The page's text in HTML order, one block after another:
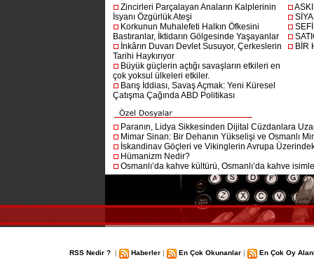
Zincirleri Parçalayan Anaların Kalplerinin
İsyanı Özgürlük Ateşi
Korkunun Muhalefeti Halkın Öfkesini
Bastıranlar, İktidarın Gölgesinde Yaşayanlar
İnkârın Duvarı Devlet Susuyor, Çerkeslerin
Tarihi Haykırıyor
Büyük güçlerin açtığı savaşların etkileri en
çok yoksul ülkeleri etkiler.
Barış İddiası, Savaş Açmak: Yeni Küresel
Çatışma Çağında ABD Politikası
BİR
Paranın, Lidya Sikkesinden Dijital Cüzdanlara
Mimar Sinan: Bir Dehanın Yükselişi ve Osmanlı
İskandinav Göçleri ve Vikinglerin Avrupa
Hümanizm Nedir?
Osmanlı’da kahve kültürü, Osmanlı’da kahve
RSS Nedir ? | Haberler | En Çok Okunanlar | En Çok Oy